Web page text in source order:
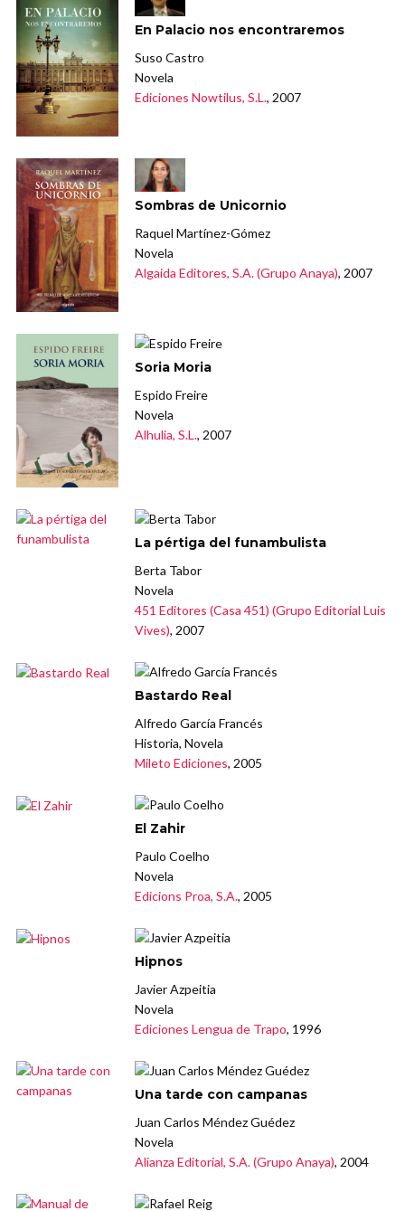
En Palacio nos encontraremos
Suso Castro
Novela
Ediciones Nowtilus, S.L., 2007
Sombras de Unicornio
Raquel Martínez-Gómez
Novela
Algaida Editores, S.A. (Grupo Anaya), 2007
Soria Moria
Espido Freire
Novela
Alhulia, S.L., 2007
La pértiga del funambulista
Berta Tabor
Novela
451 Editores (Casa 451) (Grupo Editorial Luis
Vives), 2007
Bastardo Real
Alfredo García Francés
Historia, Novela
Mileto Ediciones, 2005
El Zahir
Paulo Coelho
Novela
Edicions Proa, S.A., 2005
Hipnos
Javier Azpeitia
Novela
Ediciones Lengua de Trapo, 1996
Una tarde con campanas
Juan Carlos Méndez Guédez
Novela
Alianza Editorial, S.A. (Grupo Anaya), 2004